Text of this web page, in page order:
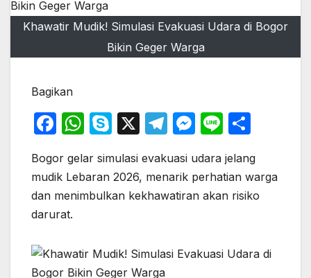
Khawatir Mudik! Simulasi Evakuasi Udara di Bogor
Bikin Geger Warga
Bagikan
F
c
e
b
o
W
at
s
p
S
y
p
X
T
e
gr
M
s
s
g
Li
e ar
e
Bogor gelar simulasi evakuasi udara jelang
mudik Lebaran 2026, menarik perhatian warga
dan menimbulkan kekhawatiran akan risiko
darurat.